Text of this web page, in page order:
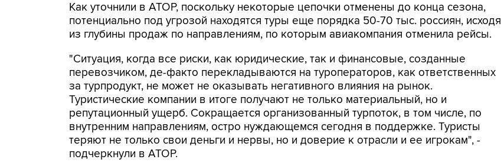
Как уточнили в АТОР, поскольку некоторые цепочки отменены до конца сезона,
потенциально под угрозой находятся туры еще порядка 50-70 тыс. россиян, исходя
из глубины продаж по направлениям, по которым авиакомпания отменила рейсы.
"Ситуация, когда все риски, как юридические, так и финансовые, созданные
перевозчиком, де-факто перекладываются на туроператоров, как ответственных
за турпродукт, не может не оказывать негативного влияния на рынок.
Туристические компании в итоге получают не только материальный, но и
репутационный ущерб. Сокращается организованный турпоток, в том числе, по
внутренним направлениям, остро нуждающемся сегодня в поддержке. Туристы
теряют не только свои деньги и нервы, но и доверие к отрасли и ее игрокам", -
подчеркнули в АТОР.